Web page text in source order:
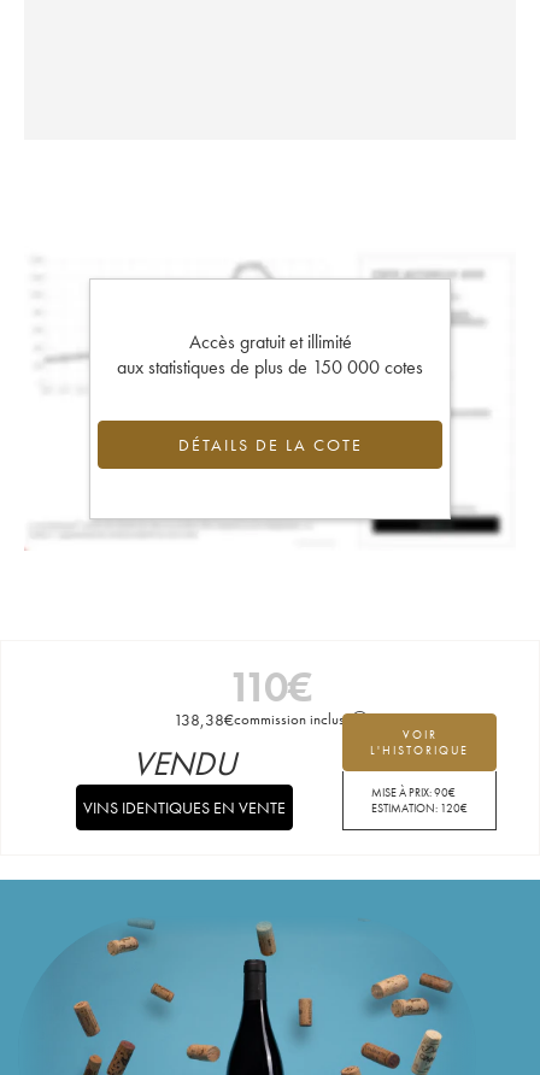
Accès gratuit et illimité
aux statistiques de plus de 150 000 cotes
DÉTAILS DE LA COTE
110€
138,38€commission incluse
VOIR
L'HISTORIQUE
MISE À PRIX:90€
ESTIMATION: 120€
VENDU
VINS IDENTIQUES EN VENTE